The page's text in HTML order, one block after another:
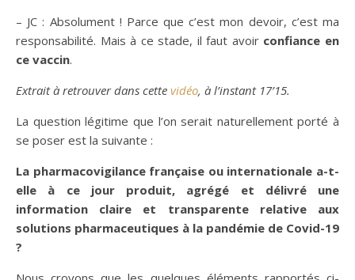
– JC : Absolument ! Parce que c’est mon devoir, c’est ma
responsabilité. Mais à ce stade, il faut avoir confiance en
ce vaccin.
Extrait à retrouver dans cette vidéo, à l’instant 17’15.
La question légitime que l’on serait naturellement porté à
se poser est la suivante :
La pharmacovigilance française ou internationale a-t-
elle à ce jour produit, agrégé et délivré une
information claire et transparente relative aux
solutions pharmaceutiques à la pandémie de Covid-19
?